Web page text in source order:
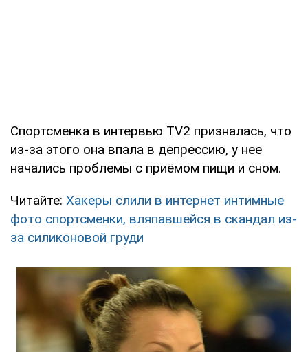
Спортсменка в интервью TV2 призналась, что
из-за этого она впала в депрессию, у нее
начались проблемы с приёмом пищи и сном.
Читайте: Хакеры слили в интернет интимные
фото спортсменки, вляпавшейся в скандал из-
за силиконовой груди